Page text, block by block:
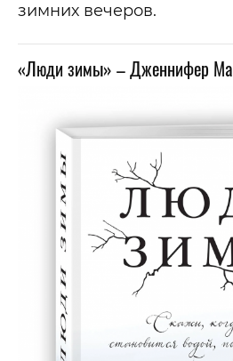
зимних вечеров.
«Люди зимы» – Дженнифер